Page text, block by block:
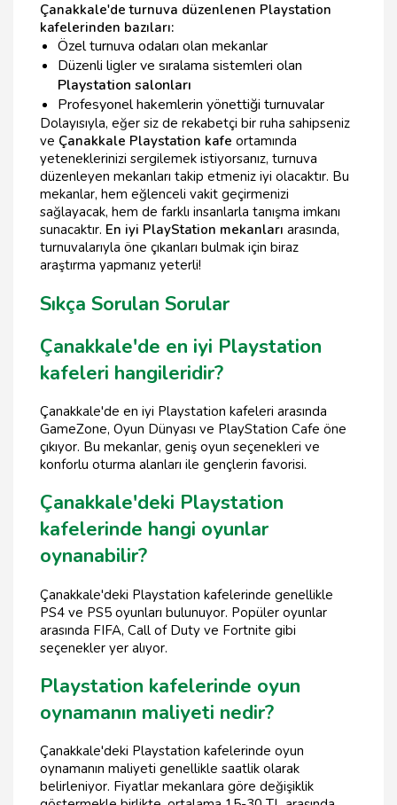
Çanakkale'de turnuva düzenlenen Playstation
kafelerinden bazıları:
Özel turnuva odaları olan mekanlar
Düzenli ligler ve sıralama sistemleri olan
Playstation salonları
Profesyonel hakemlerin yönettiği turnuvalar
Dolayısıyla, eğer siz de rekabetçi bir ruha sahipseniz
ve Çanakkale Playstation kafe ortamında
yeteneklerinizi sergilemek istiyorsanız, turnuva
düzenleyen mekanları takip etmeniz iyi olacaktır. Bu
mekanlar, hem eğlenceli vakit geçirmenizi
sağlayacak, hem de farklı insanlarla tanışma imkanı
sunacaktır. En iyi PlayStation mekanları arasında,
turnuvalarıyla öne çıkanları bulmak için biraz
araştırma yapmanız yeterli!
Sıkça Sorulan Sorular
Çanakkale'de en iyi Playstation
kafeleri hangileridir?
Çanakkale'de en iyi Playstation kafeleri arasında
GameZone, Oyun Dünyası ve PlayStation Cafe öne
çıkıyor. Bu mekanlar, geniş oyun seçenekleri ve
konforlu oturma alanları ile gençlerin favorisi.
Çanakkale'deki Playstation
kafelerinde hangi oyunlar
oynanabilir?
Çanakkale'deki Playstation kafelerinde genellikle
PS4 ve PS5 oyunları bulunuyor. Popüler oyunlar
arasında FIFA, Call of Duty ve Fortnite gibi
seçenekler yer alıyor.
Playstation kafelerinde oyun
oynamanın maliyeti nedir?
Çanakkale'deki Playstation kafelerinde oyun
oynamanın maliyeti genellikle saatlik olarak
belirleniyor. Fiyatlar mekanlara göre değişiklik